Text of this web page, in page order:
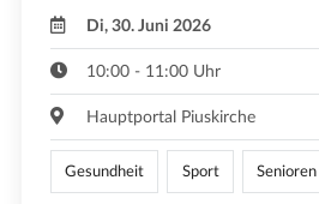
Di, 30. Juni 2026
10:00 - 11:00 Uhr
Hauptportal Piuskirche
Gesundheit Sport Senioren